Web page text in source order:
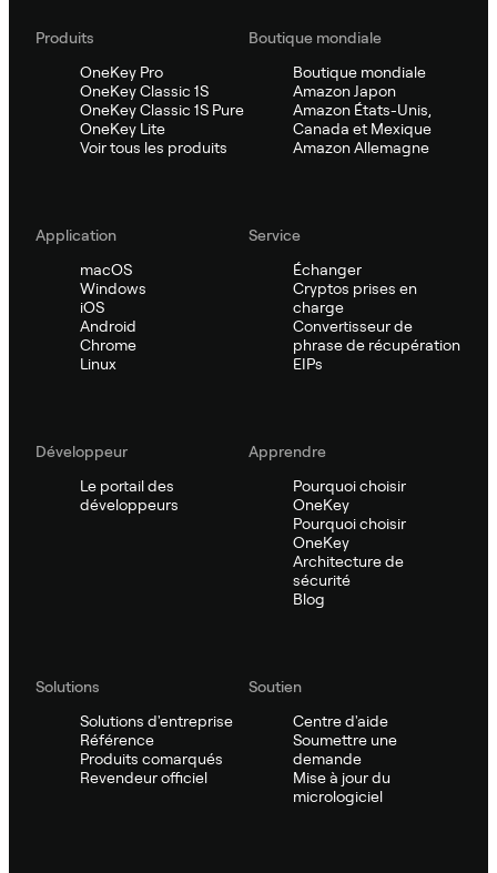
Produits
OneKey Pro
OneKey Classic 1S
OneKey Classic 1S Pure
OneKey Lite
Voir tous les produits
Boutique mondiale
Boutique mondiale
Amazon Japon
Amazon États-Unis,
Canada et Mexique
Amazon Allemagne
Application
macOS
Windows
iOS
Android
Chrome
Linux
Service
Échanger
Cryptos prises en
charge
Convertisseur de
phrase de récupération
EIPs
Développeur
Le portail des
développeurs
Apprendre
Pourquoi choisir
OneKey
Pourquoi choisir
OneKey
Architecture de
sécurité
Blog
Solutions
Solutions d'entreprise
Référence
Produits comarqués
Revendeur officiel
Soutien
Centre d'aide
Soumettre une
demande
Mise à jour du
micrologiciel